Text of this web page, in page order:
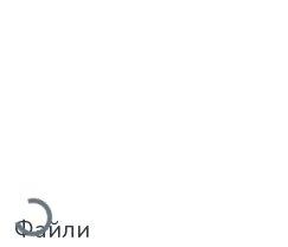
Вантажиться...
Файли